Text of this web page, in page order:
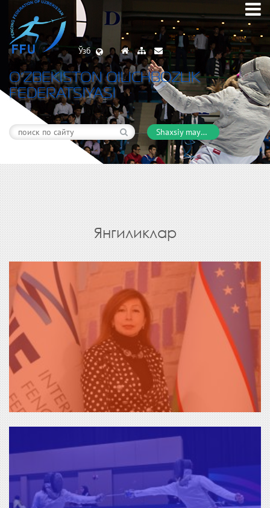
Ўзб
O’ZBEKISTON QILICHBOZLIK
FEDERATSIYASI
Shaxsiy maydon
Янгиликлар